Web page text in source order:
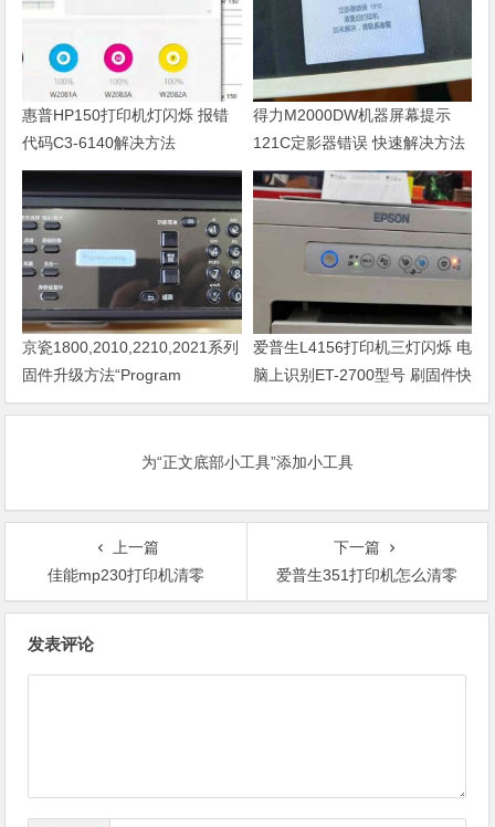
惠普HP150打印机灯闪烁 报错
代码C3-6140解决方法
得力M2000DW机器屏幕提示
121C定影器错误 快速解决方法
京瓷1800,2010,2210,2021系列
固件升级方法“Program
Loading或者卡LOGO
爱普生L4156打印机三灯闪烁 电
脑上识别ET-2700型号 刷固件快
速解决问题
为“正文底部小工具”添加小工具
上一篇
佳能mp230打印机清零
下一篇
爱普生351打印机怎么清零
发表评论